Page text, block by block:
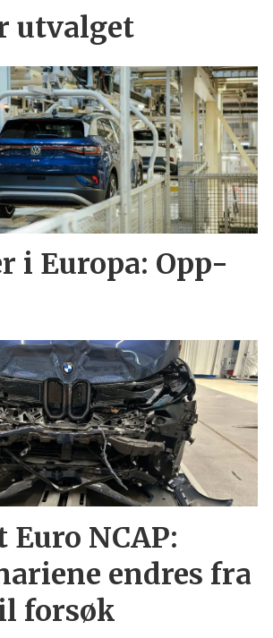
utvalget
i Europa: Opp-
Euro NCAP:
endres fra
forsøk